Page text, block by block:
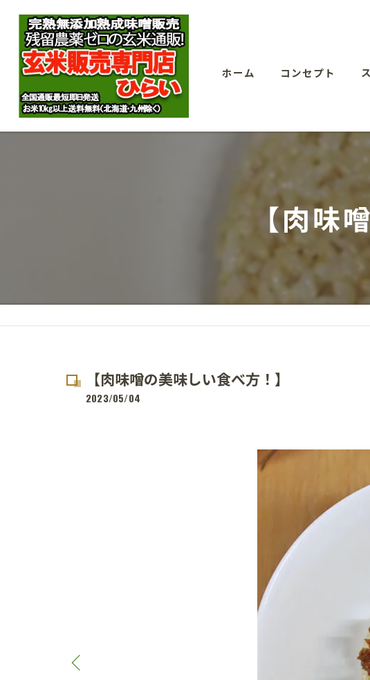
ホーム コンセプト
【肉味
【肉味噌の美味しい食べ方！】
2023/05/04